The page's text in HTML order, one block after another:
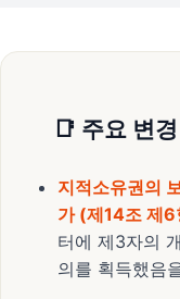
📑 주요 변
지적소유권의
가 (제14조 제6
터에 제3자의
의를 획득했음